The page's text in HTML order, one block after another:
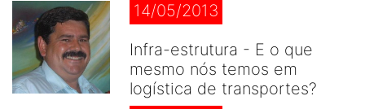
14/05/2013
Infra-estrutura - E o que
mesmo nós temos em
logística de transportes?